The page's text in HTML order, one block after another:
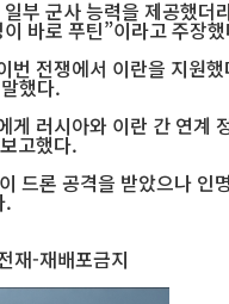
부 군사 능력을 제공했
바로 푸틴”이라고 주장
번 전쟁에서 이란을 지원
했다.
러시아와 이란 간 연계
고했다.
드론 공격을 받았으나 인
.
-재배포금지